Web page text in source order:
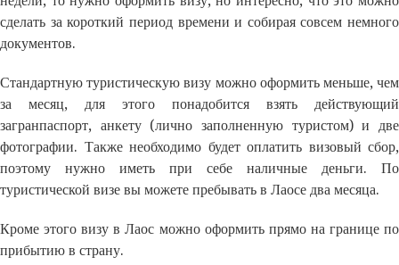
сделать за короткий период времени и собирая совсем немного
документов.
Стандартную туристическую визу можно оформить меньше, чем
за месяц, для этого понадобится взять действующий
загранпаспорт, анкету (лично заполненную туристом) и две
фотографии. Также необходимо будет оплатить визовый сбор,
поэтому нужно иметь при себе наличные деньги. По
туристической визе вы можете пребывать в Лаосе два месяца.
Кроме этого визу в Лаос можно оформить прямо на границе по
прибытию в страну.